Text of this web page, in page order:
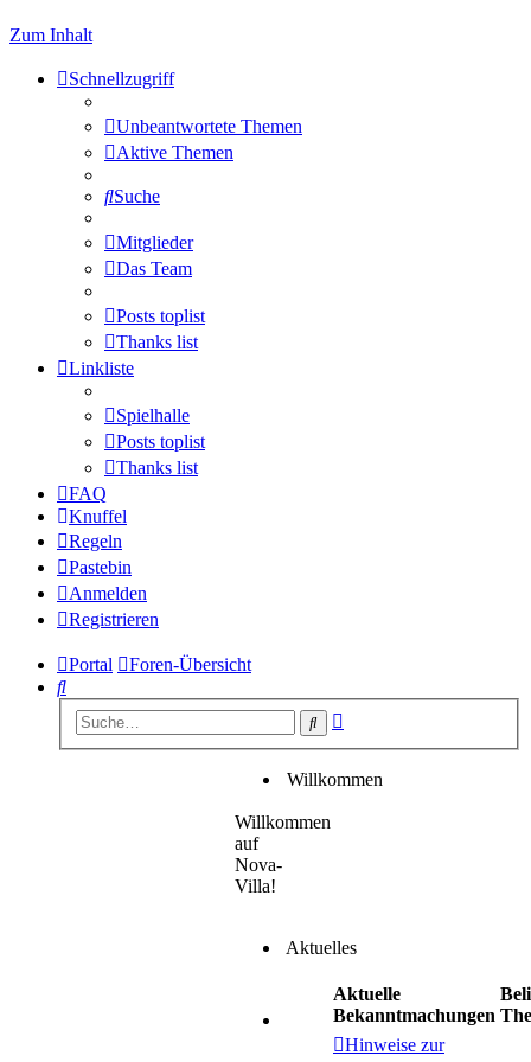
Zum Inhalt
Schnellzugriff
Unbeantwortete Themen
Aktive Themen
Suche
Mitglieder
Das Team
Posts toplist
Thanks list
Linkliste
Spielhalle
Posts toplist
Thanks list
FAQ
Knuffel
Regeln
Pastebin
Anmelden
Registrieren
Portal
Foren-Übersicht
Suche
Suche
Willkommen
Willkommen
auf
Nova-
Villa!
Aktuelles
Aktuelle
Bekanntmachungen
Hinweise zur